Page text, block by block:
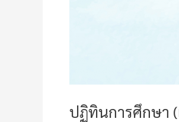
ปฏิทินการศึกษา (